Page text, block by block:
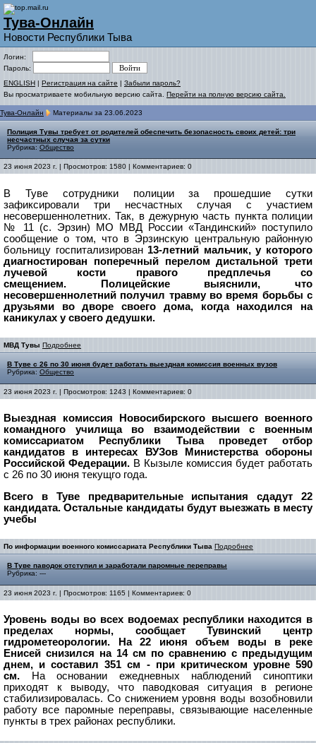
Тува-Онлайн
Новости Республики Тыва
Логин:
Пароль:
ENGLISH | Регистрация на сайте | Забыли пароль?
Вы просматриваете мобильную версию сайта. Перейти на полную версию сайта.
Тува-Онлайн Материалы за 23.06.2023
Полиция Тувы требует от родителей обеспечить безопасность своих детей: три
несчастных случая за сутки
Рубрика: Общество
23 июня 2023 г. | Просмотров: 1580 | Комментариев: 0
В Туве сотрудники полиции за прошедшие сутки
зафиксировали три несчастных случая с участием
несовершеннолетних.Так, в дежурную часть пункта полиции
№ 11 (с. Эрзин) МО МВД России «Тандинский» поступило
сообщение о том, что в Эрзинскую центральную районную
больницу госпитализирован 13-летний мальчик, у которого
диагностирован поперечный перелом дистальной трети
лучевой кости правого предплечья со
смещением.
Полицейские выяснили, что
несовершеннолетний получил травму во время борьбы с
друзьями во дворе своего дома, когда находился на
каникулах у своего дедушки.
МВД Тувы Подробнее
В Туве с 26 по 30 июня будет работать выездная комиссия военных вузов
Рубрика: Общество
23 июня 2023 г. | Просмотров: 1243 | Комментариев: 0
Выездная комиссия Новосибирского высшего военного
командного училища во взаимодействии с военным
комиссариатом Республики Тыва проведет отбор
кандидатов в интересах ВУЗов Министерства обороны
Российской Федерации. В Кызыле комиссия будет работать
с 26 по 30 июня текущго года.
Всего в Туве предварительные испытания сдадут 22
кандидата. Остальные кандидаты будут выезжать в месту
учебы
По информации военного комиссариата Республики Тыва Подробнее
В Туве паводок отступил и заработали паромные переправы
Рубрика: ---
23 июня 2023 г. | Просмотров: 1165 | Комментариев: 0
Уровень воды во всех водоемах республики находится в
пределах нормы, сообщает Тувинский центр
гидрометеорологии. На 22 июня объем воды в реке
Енисей снизился на 14 см по сравнению с предыдущим
днем, и составил 351 см - при критическом уровне 590
см. На основании ежедневных наблюдений синоптики
приходят к выводу, что паводковая ситуация в регионе
стабилизировалась. Со снижением уровня воды возобновили
работу все паромные переправы, связывающие населенные
пункты в трех районах республики.